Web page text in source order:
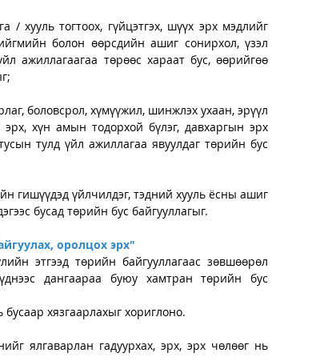
/ хууль тогтоох, гүйцэтгэх, шүүх эрх мэдлийг
болон өөрсдийн ашиг сонирхол, үзэл
ажиллагаагаа төрөөс хараат бус, өөрийгөө
боловсрол, хүмүүжил, шинжлэх ухаан, эрүүл
хүн амын тодорхой бүлэг, давхаргын эрх
тулд үйл ажиллагаа явуулдаг төрийн бус
гишүүдэд үйлчилдэг, тэдний хууль ёсны ашиг
бусад төрийн бус байгууллагыг.
оролцох эрх"
этгээд төрийн байгууллагаас зөвшөөрөл
дангаараа буюу хамтран төрийн бус
бусаар хязгаарлахыг хориглоно.
ялгаварлан гадуурхах, эрх, эрх чөлөөг нь